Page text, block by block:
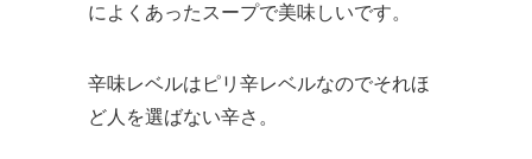
によくあったスープで美味しいです。
辛味レベルはピリ辛レベルなのでそれほ
ど人を選ばない辛さ。